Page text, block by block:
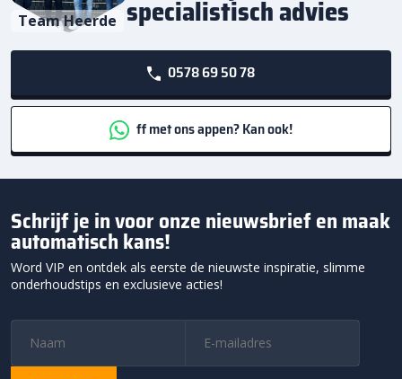
Team Heerde specialistisch advies
0578 69 50 78
ff met ons appen? Kan ook!
Schrijf je in voor onze nieuwsbrief en maak
automatisch kans!
Word VIP en ontdek als eerste de nieuwste inspiratie, slimme
onderhoudstips en exclusieve acties!